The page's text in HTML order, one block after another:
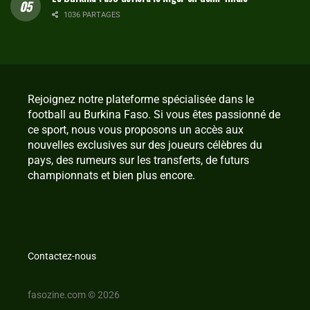
1036 PARTAGES
Rejoignez notre plateforme spécialisée dans le
football au Burkina Faso. Si vous êtes passionné de
ce sport, nous vous proposons un accès aux
nouvelles exclusives sur des joueurs célèbres du
pays, des rumeurs sur les transferts, de futurs
championnats et bien plus encore.
Contactez-nous
fasozine.com © 2026